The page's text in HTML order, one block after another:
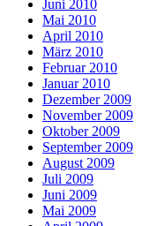
Juni 2010
Mai 2010
April 2010
März 2010
Februar 2010
Januar 2010
Dezember 2009
November 2009
Oktober 2009
September 2009
August 2009
Juli 2009
Juni 2009
Mai 2009